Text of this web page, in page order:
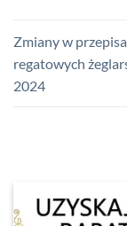
Zmiany w
regatowych
2024